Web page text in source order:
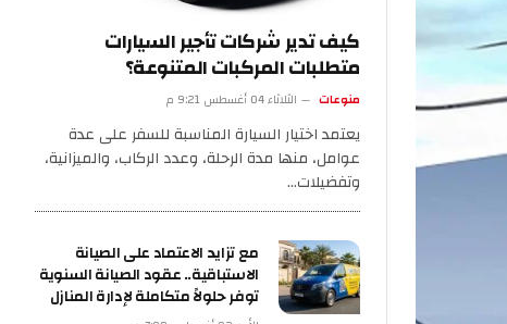
كيف تدير شركات تأجير السيارات
متطلبات المركبات المتنوعة؟
الثلاثاء 04 أغسطس 9:21 م
يعتمد اختيار السيارة المناسبة للسفر على عدة
عوامل، منها مدة الرحلة، وعدد الركاب، والميزانية،
وتفضيلات…
مع تزايد الاعتماد على الصيانة
الاستباقية.. عقود الصيانة السنوية
توفر حلولاً متكاملة لإدارة المنازل